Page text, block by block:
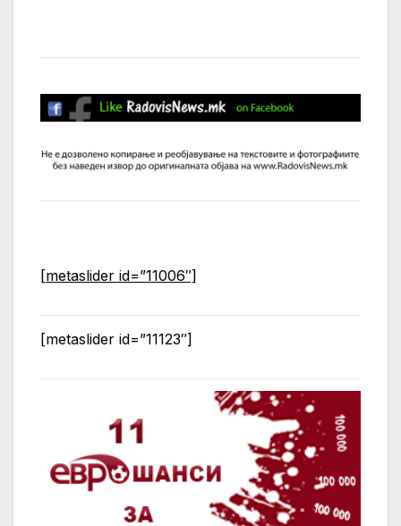
[metaslider id=”11006″]
[metaslider id=”11123″]